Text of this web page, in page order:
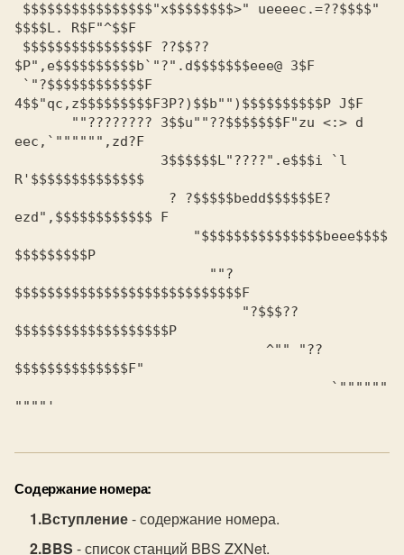
$$$$L. R$F"^$$F
$P",e$$$$$$$$$$b`"?".d$$$$$$$eee@ 3$F
4$$"qc,z$$$$$$$$$F3P?)$$b"")$$$$$$$$$$P J$F
eec,`"""""",zd?F
R'$$$$$$$$$$$$$$
ezd",$$$$$$$$$$$$ F
$$$$$$$$$P
$$$$$$$$$$$$$$$$$$$$$$$$$$$$F
$$$$$$$$$$$$$$$$$$$P
$$$$$$$$$$$$$$F"
Содержание номера:
Вступление- содержание номера.
BBS - список станций BBS ZXNet.